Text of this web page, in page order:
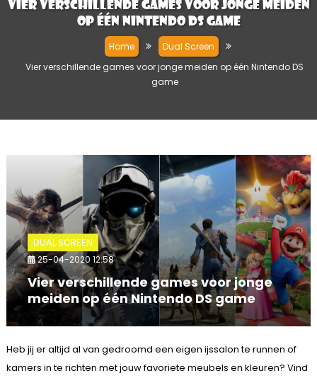
Vier verschillende games voor jonge meiden
op één Nintendo DS game
Home
Dual Screen
Vier verschillende games voor jonge meiden op één Nintendo DS
game
DUAL SCREEN
25-04-2020 12:58
Vier verschillende games voor jonge
meiden op één Nintendo DS game
Heb jij er altijd al van gedroomd een eigen ijssalon te runnen of
kamers in te richten met jouw favoriete meubels en kleuren? Vind